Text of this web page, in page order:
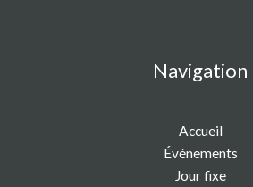
Navigation
Accueil
Événements
Jour fixe